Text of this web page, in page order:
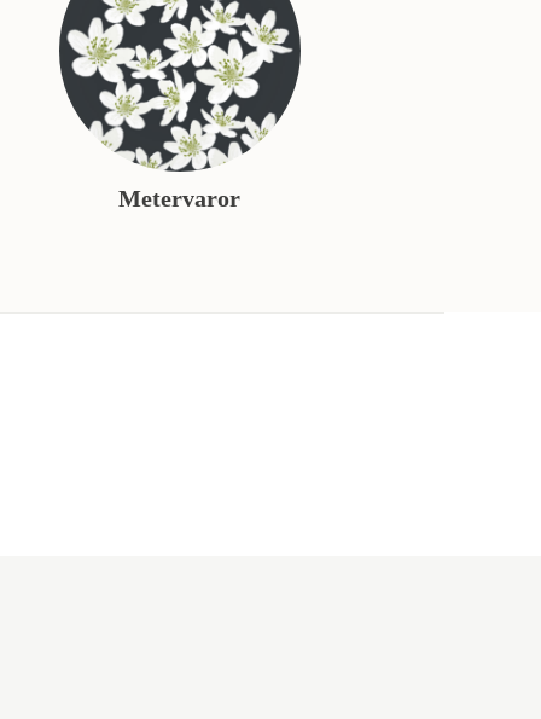
Metervaror